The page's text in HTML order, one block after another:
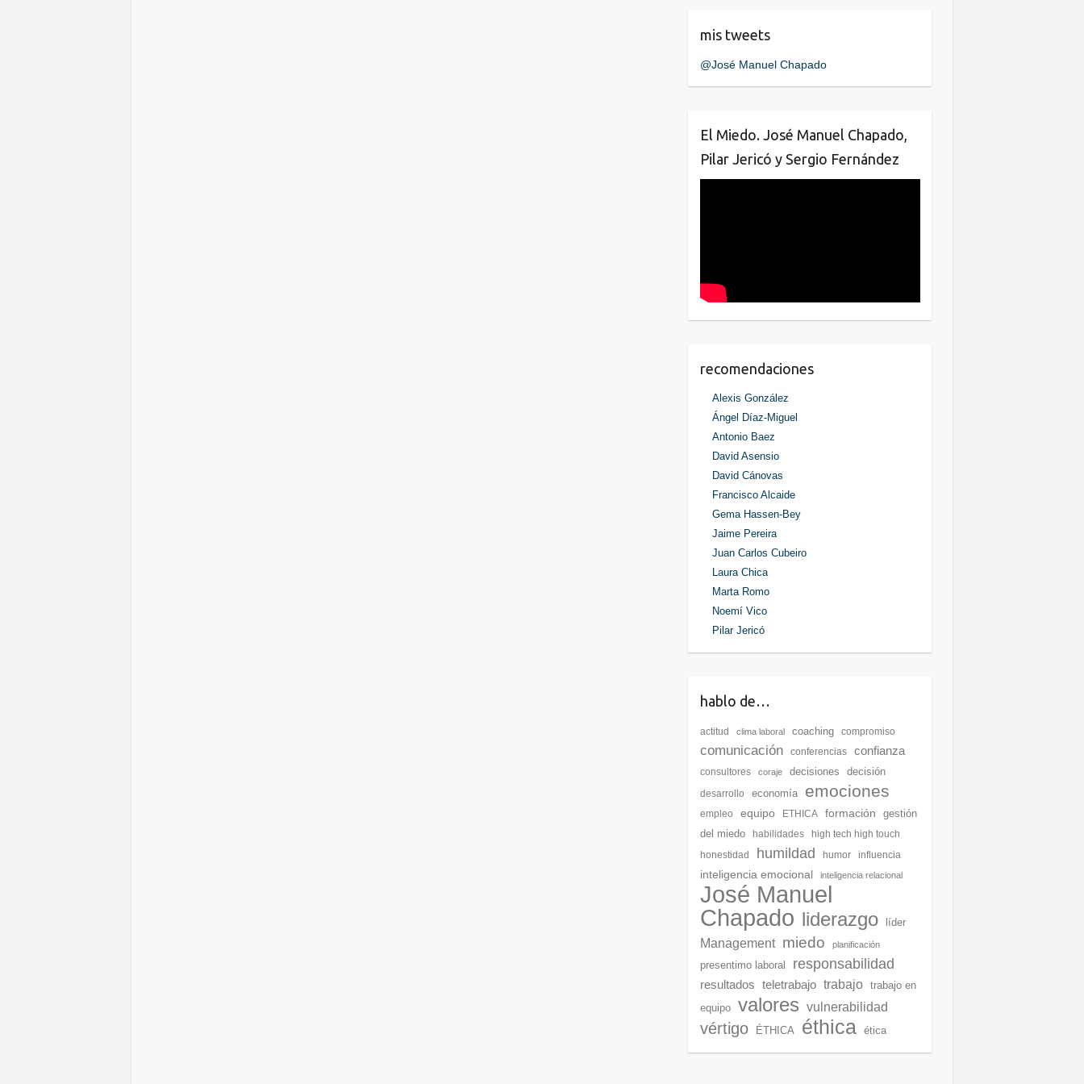
b
o
k
n
mis tweets
@José Manuel Chapado
El Miedo. José Manuel Chapado,
Pilar Jericó y Sergio Fernández
recomendaciones
Alexis González
Ángel Díaz-Miguel
Antonio Baez
David Asensio
David Cánovas
Francisco Alcaide
Gema Hassen-Bey
Jaime Pereira
Juan Carlos Cubeiro
Laura Chica
Marta Romo
Noemí Vico
Pilar Jericó
hablo de…
actitud clima laboral coaching compromiso
comunicación conferencias confianza
consultores coraje decisiones decisión
desarrollo economía emociones
empleo equipo ETHICA formación
gestión
del miedo
habilidades
high tech high touch
honestidad
humildad humor influencia
inteligencia emocional inteligencia relacional
José Manuel
Chapado liderazgo líder
Management miedo planificación
presentimo laboral responsabilidad
resultados teletrabajo trabajo
trabajo en
equipo
valores vulnerabilidad
vértigo ÉTHICA éthica ética